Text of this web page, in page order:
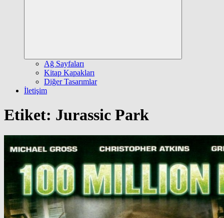
Ağ Sayfaları
Kitap Kapakları
Diğer Tasarımlar
İletişim
Etiket: Jurassic Park